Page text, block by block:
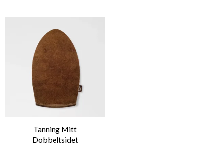
Tanning Mitt
Dobbeltsidet